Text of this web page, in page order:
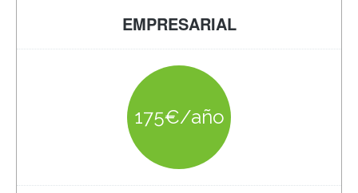
EMPRESARIAL
175€/año